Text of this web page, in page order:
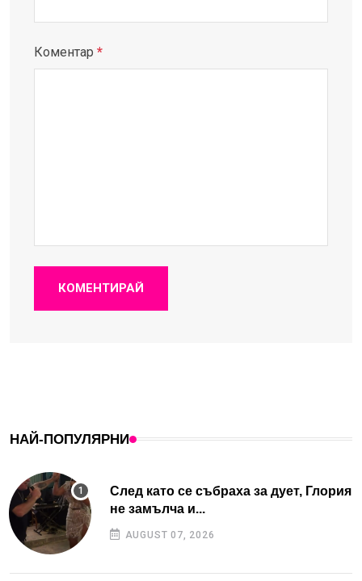
Коментар *
КОМЕНТИРАЙ
НАЙ-ПОПУЛЯРНИ
След като се събраха за дует, Глория
не замълча и...
AUGUST 07, 2026